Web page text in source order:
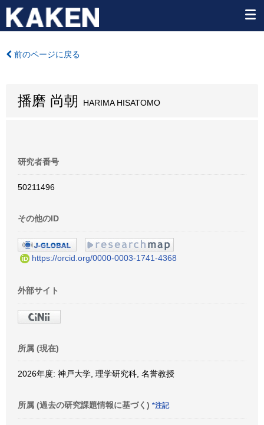
前のページに戻る
播磨 尚朝 HARIMA HISATOMO
研究者番号
50211496
その他のID
https://orcid.org/0000-0003-1741-4368
外部サイト
所属 (現在)
2026年度: 神戸大学, 理学研究科, 名誉教授
所属 (過去の研究課題情報に基づく) *注記